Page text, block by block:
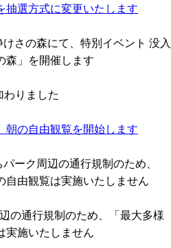
抽選方式に変更いたします
さの森にて、特別イベント 没入
森」を開催します
わりました
朝の自由観覧を開始します
ーク周辺の通行規制のため、
自由観覧は実施いたしません
の通行規制のため、「最大多様
実施いたしません